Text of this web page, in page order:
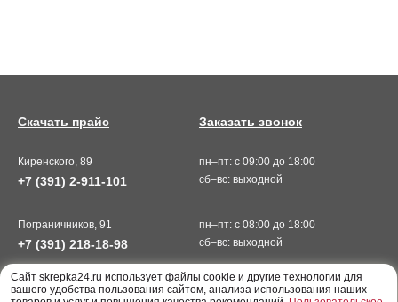
Киренского, 89
+7 (391) 2-911-101
пн–пт: с 09:00 до 18:00
сб–вс: выходной
Пограничников, 91
+7 (391) 218-18-98
пн–пт: с 08:00 до 18:00
сб–вс: выходной
Заказать звонок
Скачать прайс
Cайт skrepka24.ru использует файлы cookie и другие технологии для
вашего удобства пользования сайтом, анализа использования наших